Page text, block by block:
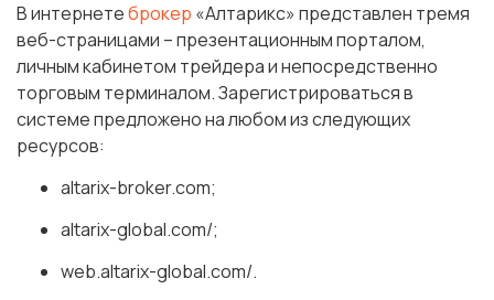
В интернетеброкер «Алтарикс» представлен тремя
веб-страницами – презентационным порталом,
личным кабинетом трейдера и непосредственно
торговым терминалом. Зарегистрироваться в
системе предложено на любом из следующих
ресурсов:
altarix-broker.com;
altarix-global.com/;
web.altarix-global.com/.